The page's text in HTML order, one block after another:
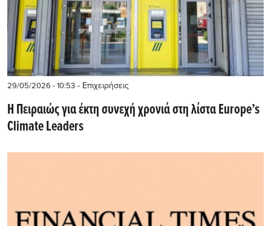
29/05/2026 - 10:53 - Επιχειρήσεις
H Πειραιώς για έκτη συνεχή χρονιά στη λίστα Europe’s
Climate Leaders